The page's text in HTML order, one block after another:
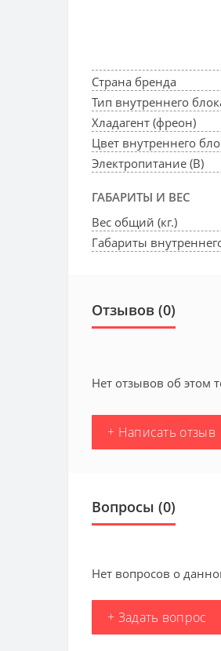
Страна бренда
Тип внутреннего
Хладагент (фреон)
Цвет внутреннего
Электропитание (В)
ГАБАРИТЫ И ВЕС
Вес общий (кг.)
Габариты
Отзывов (0)
Нет отзывов об этом
+ Написать отзыв
Вопросы (0)
Нет вопросов о
+ Задать вопрос